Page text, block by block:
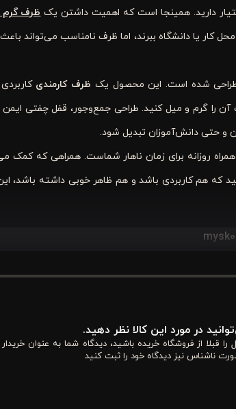
دارید. همینجا است که اهمیت داشتن یک ظرف گرم
محل کار یا دانشگاه ببرند، اما ظرف نامناسب
شده است. این محصول یک ظرف کارمندی
را گرم و میل کنید. طراحی جمع‌وجور، قفل چفتی
و حتی دانش‌آموزان تبدیل شود.
روزانه برای زمان ناهار شماست. همراهی که کمک
که هم کاربردی باشد و هم ظاهر خوبی داشته باشد،
شما اشغال نکند. طراحی جمع‌وجور آن باعث
دهید و بدون دردسر به محل کار، دانشگاه یا مدرسه
در مورد این کالا نظر دهید.
را قبلا از فروشگاه خریده باشید، دیدگاه شما به عنوان
ناشناس نیز دیدگاه خود را ثبت کنید